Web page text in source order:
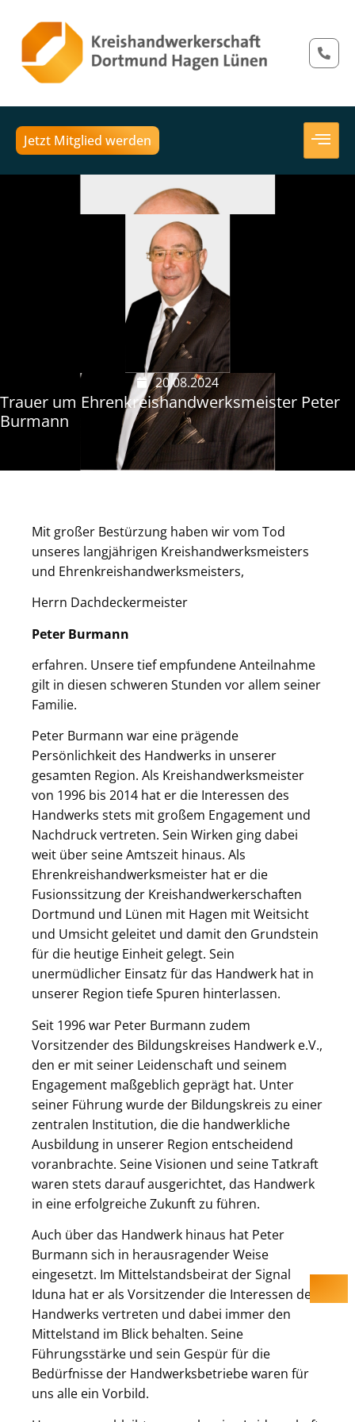
Jetzt Mitglied werden
20.08.2024
Trauer um Ehrenkreishandwerksmeister Peter
Burmann
Mit großer Bestürzung haben wir vom Tod
unseres langjährigen Kreishandwerksmeisters
und Ehrenkreishandwerksmeisters,
Herrn Dachdeckermeister
Peter Burmann
erfahren. Unsere tief empfundene Anteilnahme
gilt in diesen schweren Stunden vor allem seiner
Familie.
Peter Burmann war eine prägende
Persönlichkeit des Handwerks in unserer
gesamten Region. Als Kreishandwerksmeister
von 1996 bis 2014 hat er die Interessen des
Handwerks stets mit großem Engagement und
Nachdruck vertreten. Sein Wirken ging dabei
weit über seine Amtszeit hinaus. Als
Ehrenkreishandwerksmeister hat er die
Fusionssitzung der Kreishandwerkerschaften
Dortmund und Lünen mit Hagen mit Weitsicht
und Umsicht geleitet und damit den Grundstein
für die heutige Einheit gelegt. Sein
unermüdlicher Einsatz für das Handwerk hat in
unserer Region tiefe Spuren hinterlassen.
Seit 1996 war Peter Burmann zudem
Vorsitzender des Bildungskreises Handwerk e.V.,
den er mit seiner Leidenschaft und seinem
Engagement maßgeblich geprägt hat. Unter
seiner Führung wurde der Bildungskreis zu einer
zentralen Institution, die die handwerkliche
Ausbildung in unserer Region entscheidend
voranbrachte. Seine Visionen und seine Tatkraft
waren stets darauf ausgerichtet, das Handwerk
in eine erfolgreiche Zukunft zu führen.
Auch über das Handwerk hinaus hat Peter
Burmann sich in herausragender Weise
eingesetzt. Im Mittelstandsbeirat der Signal
Iduna hat er als Vorsitzender die Interessen des
Handwerks vertreten und dabei immer den
Mittelstand im Blick behalten. Seine
Führungsstärke und sein Gespür für die
Bedürfnisse der Handwerksbetriebe waren für
uns alle ein Vorbild.